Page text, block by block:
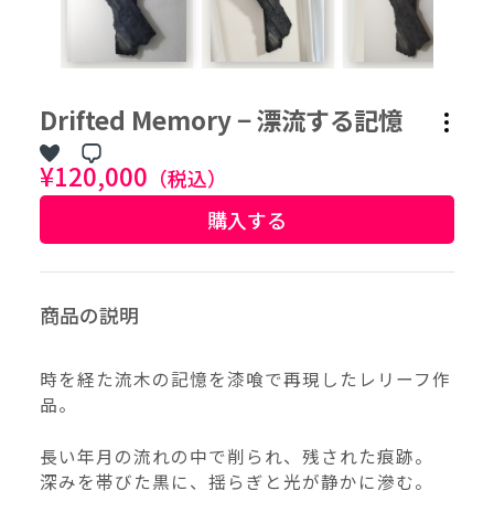
価格（指定）
サイズ（mm）
縦 –
Drifted Memory − 漂流する記憶
¥120,000 （税込）
購入する
商品の説明
時を経た流木の記憶を漆喰で再現したレリーフ作
品。
長い年月の流れの中で削られ、残された痕跡。
深みを帯びた黒に、揺らぎと光が静かに滲む。